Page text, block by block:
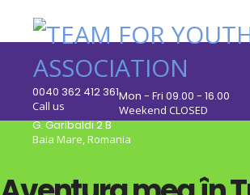
0040 362 412 361
Call us
Mon - Fri 09.00 - 16.00
Weekend CLOSED
G. Garibaldi 2 B
Baia Mare, Romania